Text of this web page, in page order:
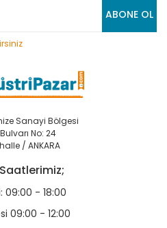
ABONE OL
Sanayi Bölgesi
Bulvarı No: 24
/ ANKARA
09:00 - 18:00
09:00 - 12:00